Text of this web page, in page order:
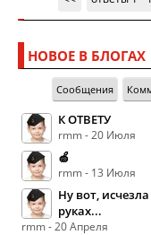
НОВОЕ В БЛОГАХ
Сообщения
К ОТВЕТУ
rmm - 20 Июля
🍏
rmm - 13 Июля
Ну вот,
руках...
rmm - 20 Апреля